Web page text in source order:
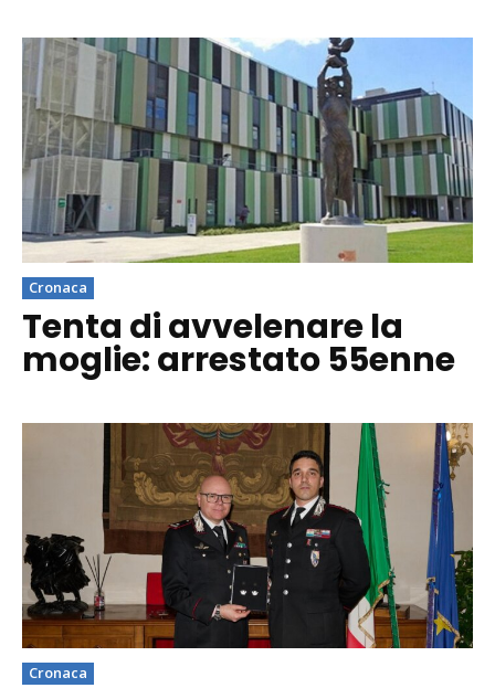
Cronaca
Tenta di avvelenare la
moglie: arrestato 55enne
Cronaca